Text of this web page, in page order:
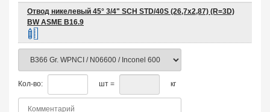
Отвод никелевый 45° 3/4" SCH STD/40S (26,7х2,87) (R=3D)
BW ASME B16.9
Кол-во: шт = кг